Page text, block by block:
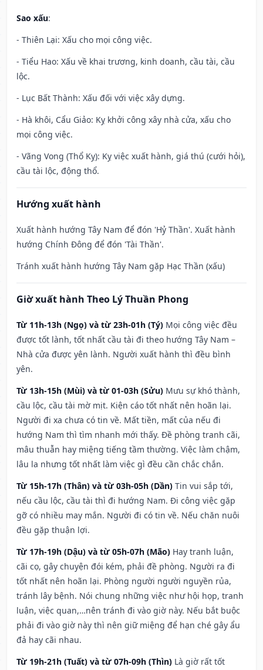
Sao xấu:
- Thiên Lại: Xấu cho mọi công việc.
- Tiểu Hao: Xấu về khai trương, kinh doanh, cầu tài, cầu
lộc.
- Lục Bất Thành: Xấu đối với việc xây dựng.
- Hà khôi, Cẩu Giảo: Kỵ khởi công xây nhà cửa, xấu cho
mọi công việc.
- Vãng Vong (Thổ Kỵ): Kỵ việc xuất hành, giá thú (cưới hỏi),
cầu tài lộc, động thổ.
Hướng xuất hành
Xuất hành hướng Tây Nam để đón 'Hỷ Thần'. Xuất hành
hướng Chính Đông để đón 'Tài Thần'.
Tránh xuất hành hướng Tây Nam gặp Hạc Thần (xấu)
Giờ xuất hành Theo Lý Thuần Phong
Từ 11h-13h (Ngọ) và từ 23h-01h (Tý) Mọi công việc đều
được tốt lành, tốt nhất cầu tài đi theo hướng Tây Nam –
Nhà cửa được yên lành. Người xuất hành thì đều bình
yên.
Từ 13h-15h (Mùi) và từ 01-03h (Sửu) Mưu sự khó thành,
cầu lộc, cầu tài mờ mịt. Kiện cáo tốt nhất nên hoãn lại.
Người đi xa chưa có tin về. Mất tiền, mất của nếu đi
hướng Nam thì tìm nhanh mới thấy. Đề phòng tranh cãi,
mâu thuẫn hay miệng tiếng tầm thường. Việc làm chậm,
lâu la nhưng tốt nhất làm việc gì đều cần chắc chắn.
Từ 15h-17h (Thân) và từ 03h-05h (Dần) Tin vui sắp tới,
nếu cầu lộc, cầu tài thì đi hướng Nam. Đi công việc gặp
gỡ có nhiều may mắn. Người đi có tin về. Nếu chăn nuôi
đều gặp thuận lợi.
Từ 17h-19h (Dậu) và từ 05h-07h (Mão) Hay tranh luận,
cãi cọ, gây chuyện đói kém, phải đề phòng. Người ra đi
tốt nhất nên hoãn lại. Phòng người người nguyền rủa,
tránh lây bệnh. Nói chung những việc như hội họp, tranh
luận, việc quan,…nên tránh đi vào giờ này. Nếu bắt buộc
phải đi vào giờ này thì nên giữ miệng để hạn ché gây ẩu
đả hay cãi nhau.
Từ 19h-21h (Tuất) và từ 07h-09h (Thìn) Là giờ rất tốt